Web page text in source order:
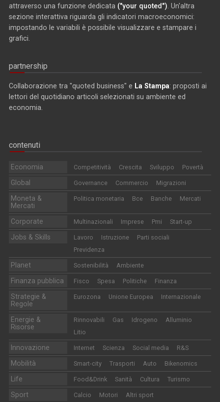
attraverso una funzione dedicata ("your quoted"). Un'altra
sezione interattiva riguarda gli indicatori macroeconomici:
impostando le variabili è possibile visualizzare e stampare i
grafici.
partnership
Collaborazione tra "quoted business" e La Stampa: proposti ai
lettori del quotidiano articoli selezionati su ambiente ed
economia.
contenuti
Economia Competitività Crescita Sviluppo Povertà
Global Governance Commercio Migrazioni
Moneta &
Mercati
Politica monetaria Bce Banche Mercati
Corporate Multinazionali Imprese Pmi Start-up
Jobs & Skills Lavoro Istruzione
Parti sociali
Previdenza
Planet Sostenibilità Ambiente
Finanza pubblica Fisco Spesa Politiche Finanza
Strategie &
Regole
Eurozona Unione Europea Internazionale
Energie &
Risorse
Rinnovabili Gas Idrogeno
Alluminio
Litio
Innovazione Internet Scienza Social media R&S
Mobilità Smart-city Trasporti Auto Bikenomics
Life Food&Drink Sanità Cultura Turismo
Sport Calcio Motori Altri sport